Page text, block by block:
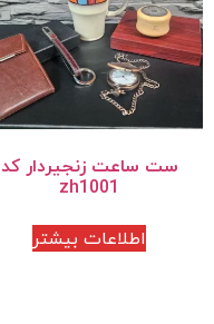
ست ساعت زنجیردار کد
zh1001
اطلاعات بیشتر